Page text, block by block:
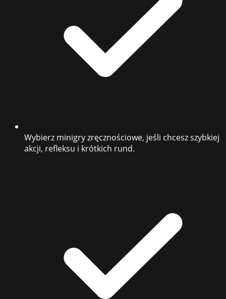
Wybierz minigry zręcznościowe, jeśli chcesz szybkiej
akcji, refleksu i krótkich rund.